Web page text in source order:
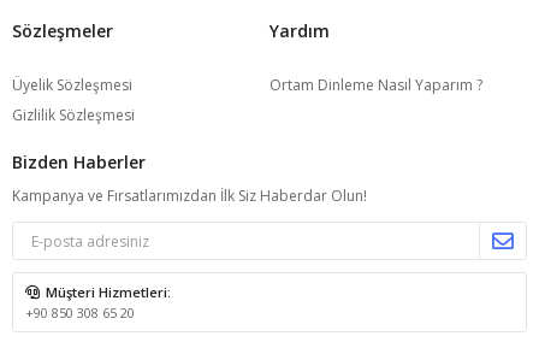
Sözleşmeler
Üyelik Sözleşmesi
Gizlilik Sözleşmesi
Yardım
Ortam Dinleme Nasıl Yaparım ?
Bizden Haberler
Kampanya ve Fırsatlarımızdan İlk Siz Haberdar Olun!
Müşteri Hizmetleri:
+90 850 308 65 20